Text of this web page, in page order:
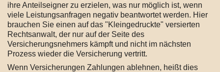
ihre Anteilseigner zu erzielen, was nur möglich ist, wenn
viele Leistungsanfragen negativ beantwortet werden. Hier
brauchen Sie einen auf das "Kleingedruckte" versierten
Rechtsanwalt, der nur auf der Seite des
Versicherungsnehmers kämpft und nicht im nächsten
Prozess wieder die Versicherung vertritt.
Wenn Versicherungen Zahlungen ablehnen, heißt dies